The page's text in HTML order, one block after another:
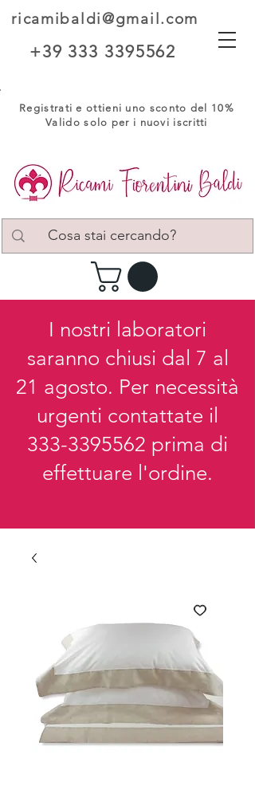
ricamibaldi@gmail.com
+39 333 3395562
Registrati e ottieni uno sconto del 10%
Valido solo per i nuovi iscritti
I nostri laboratori
saranno chiusi dal 7 al
21 agosto. Per necessità
urgenti contattate il
333-3395562 prima di
effettuare l'ordine.